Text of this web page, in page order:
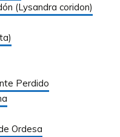
(Lysandra coridon)
Perdido
Ordesa